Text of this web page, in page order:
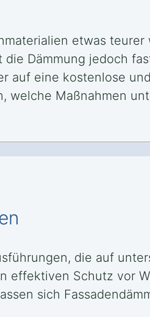
etwas
Dämmung jedoch
auf eine kostenlose
welche Maßnahmen
die auf
effektiven Schutz vor
sich